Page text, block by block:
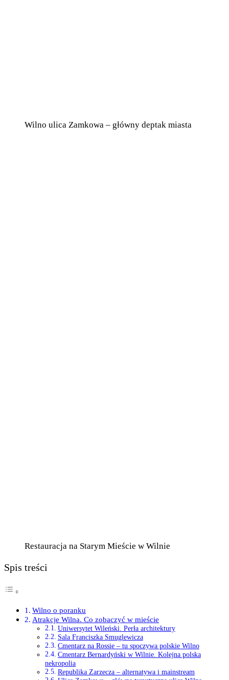
Wilno ulica Zamkowa – główny deptak miasta
Restauracja na Starym Mieście w Wilnie
Spis treści
Wilno o poranku
Atrakcje Wilna. Co zobaczyć w mieście
Uniwersytet Wileński. Perła architektury
Sala Franciszka Smuglewicza
Cmentarz na Rossie – tu spoczywa polskie Wilno
Cmentarz Bernardyński w Wilnie. Kolejna polska
nekropolia
Republika Zarzecza – alternatywa i mainstream